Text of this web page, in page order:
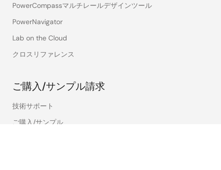
PowerCompassマルチレールデザインツール
PowerNavigator
Lab on the Cloud
クロスリファレンス
ご購入/サンプル請求
技術サポート
ご購入/サンプル